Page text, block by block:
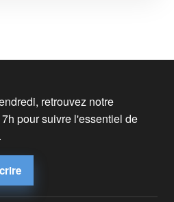
retrouvez notre
pour suivre l'essentiel de